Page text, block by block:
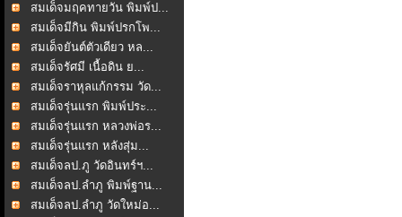
สมเด็จมฤคทายวัน พิมพ์ป...
สมเด็จมีกิน พิมพ์ปรกโพ...
สมเด็จยันต์ตัวเดียว หล...
สมเด็จรัศมี เนื้อดิน ย...
สมเด็จราหุลแก้กรรม วัด...
สมเด็จรุ่นแรก พิมพ์ประ...
สมเด็จรุ่นแรก หลวงพ่อร...
สมเด็จรุ่นแรก หลังสุ่ม...
สมเด็จลป.ภู วัดอินทร์ฯ...
สมเด็จลป.ลำภู พิมพ์ฐาน...
สมเด็จลป.ลำภู วัดใหม่อ...